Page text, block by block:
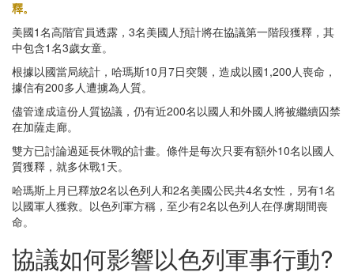
釋。
美國1名高階官員透露，3名美國人預計將在協議第一階段獲釋，其
中包含1名3歲女童。
根據以國當局統計，哈瑪斯10月7日突襲，造成以國1,200人喪命，
據信有200多人遭擄為人質。
儘管達成這份人質協議，仍有近200名以國人和外國人將被繼續囚禁
在加薩走廊。
雙方已討論過延長休戰的計畫。條件是每次只要有額外10名以國人
質獲釋，就多休戰1天。
哈瑪斯上月已釋放2名以色列人和2名美國公民共4名女性，另有1名
以國軍人獲救。以色列軍方稱，至少有2名以色列人在俘虜期間喪
命。
協議如何影響以色列軍事行動?